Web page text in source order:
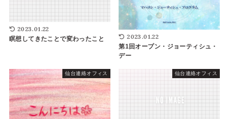
2023.01.22
瞑想してきたことで変わったこと 2023.01.22
第1回オープン・ジョーティシュ・
デー
仙台連絡オフィス 仙台連絡オフィス